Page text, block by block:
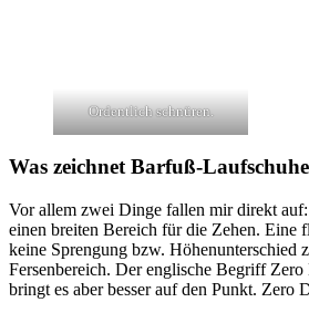
Ordentlich schnüren.
Was zeichnet Barfuß-
Vor allem zwei Dinge fallen mir direkt
einen breiten Bereich für die Zehen. Eine
keine Sprengung bzw. Höhenunterschied
Fersenbereich. Der englische Begriff Zero
bringt es aber besser auf den Punkt. Zero